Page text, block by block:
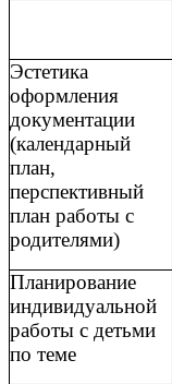
Эстетика
оформления
документации
(календарный
план,
перспективный
план работы с
родителями)
Планирование
индивидуальной
работы с детьми
по теме